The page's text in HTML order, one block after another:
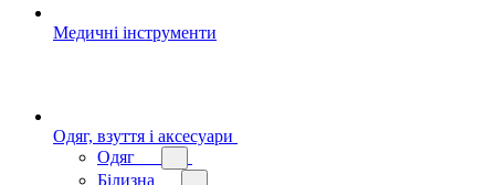
Медичні інструменти
Одяг, взуття і аксесуари
Одяг
Білизна